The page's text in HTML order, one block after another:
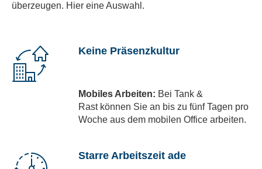
überzeugen. Hier eine Auswahl.
Keine Präsenzkultur
Mobiles Arbeiten: Bei Tank &
Rast können Sie an bis zu fünf Tagen pro
Woche aus dem mobilen Office arbeiten.
Starre Arbeitszeit ade